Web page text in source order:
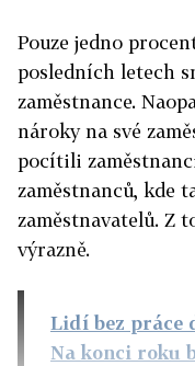
Pouze jedno
posledních letech
zaměstnance.
nároky na své
pocítili
zaměstnanců, kde
zaměstnavatelů. Z
výrazně.
Lidí bez práce
Na konci roku